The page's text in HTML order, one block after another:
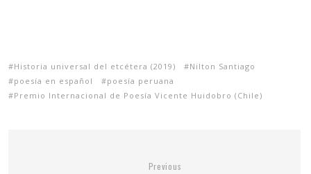
Historia universal del etcétera (2019)
Nilton Santiago
poesía en español
poesía peruana
Premio Internacional de Poesía Vicente Huidobro (Chile)
Previous